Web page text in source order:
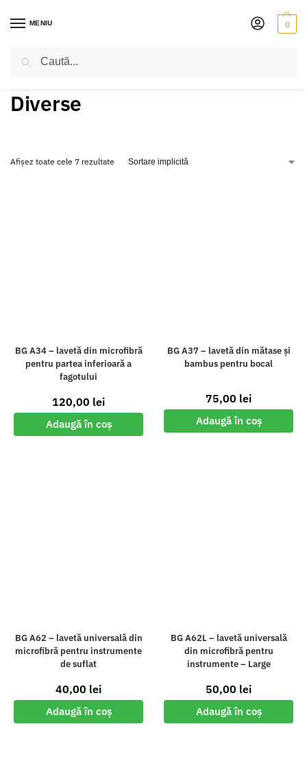
MENIU 0
Diverse
Afișez toate cele 7 rezultate
BG A34 – lavetă din microfibră
pentru partea inferioară a
fagotului
120,00 lei
Adaugă în coș
BG A37 – lavetă din mătase și
bambus pentru bocal
75,00 lei
Adaugă în coș
BG A62 – lavetă universală din
microfibră pentru instrumente
de suflat
40,00 lei
Adaugă în coș
BG A62L – lavetă universală
din microfibră pentru
instrumente – Large
50,00 lei
Adaugă în coș